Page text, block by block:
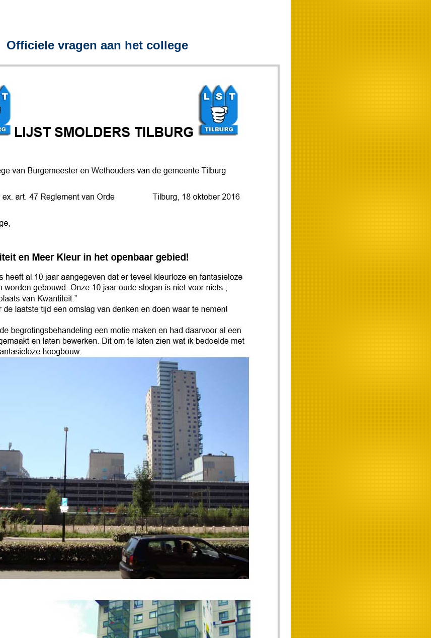
Officiele vragen aan het college